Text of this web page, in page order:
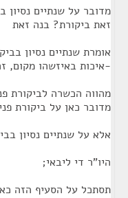
מדובר על שנתיים
זאת ביקורת? בנה זאת
אומרת שנתיים נסיון
-איכות באיזשהו מקום,
מהווה הכשרה לביקורת
מדובר כאן על ביקורת
אלא על שנתיים נסיון
היו"ר די ליבאי;
תסתכל על הסעיף הזה